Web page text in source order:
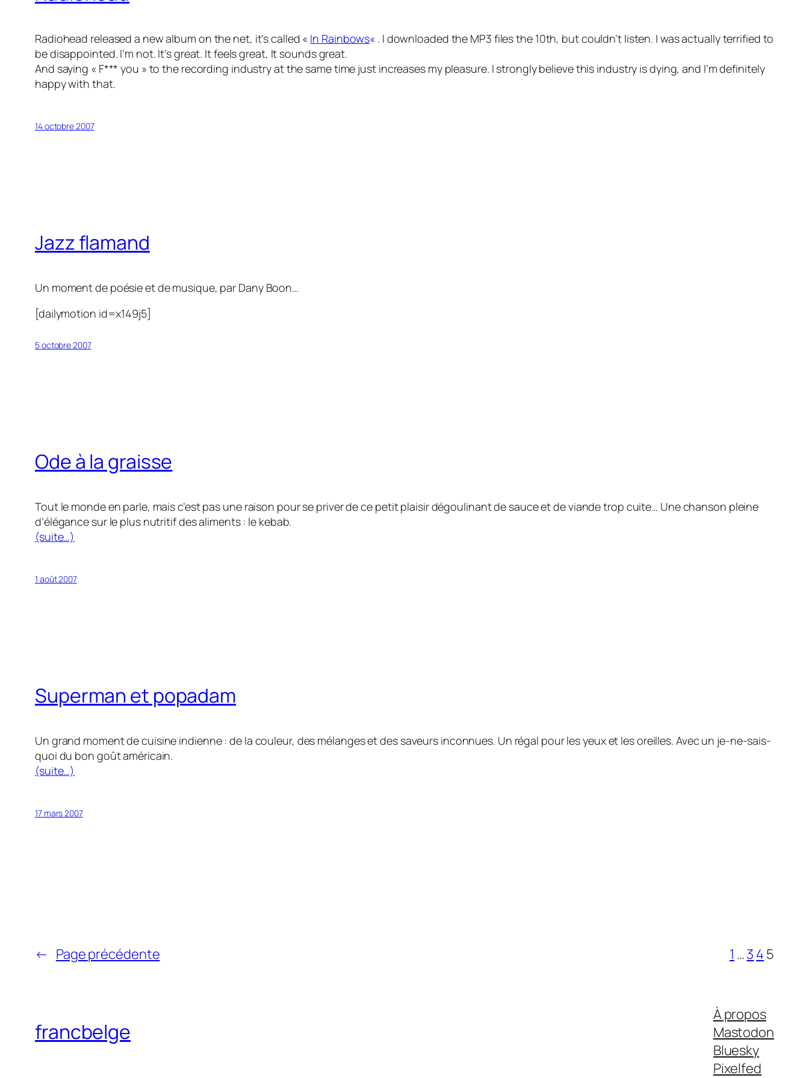
Radiohead released a new album on the net, it’s called « In Rainbows« . I downloaded the MP3 files the 10th, but couldn’t listen. I was actually terrified to
be disappointed. I’m not. It’s great. It feels great, It sounds great.
And saying « F*** you » to the recording industry at the same time just increases my pleasure. I strongly believe this industry is dying, and I’m definitely
happy with that.
14 octobre 2007
Jazz flamand
Un moment de poésie et de musique, par Dany Boon…
[dailymotion id=x149j5]
5 octobre 2007
Ode à la graisse
Tout le monde en parle, mais c’est pas une raison pour se priver de ce petit plaisir dégoulinant de sauce et de viande trop cuite… Une chanson pleine
d’élégance sur le plus nutritif des aliments : le kebab.
(suite…)
1 août 2007
Superman et popadam
Un grand moment de cuisine indienne : de la couleur, des mélanges et des saveurs inconnues. Un régal pour les yeux et les oreilles. Avec un je-ne-sais-
quoi du bon goût américain.
(suite…)
17 mars 2007
← Page précédente 1 …3 4 5
francbelge
À propos
Mastodon
Bluesky
Pixelfed